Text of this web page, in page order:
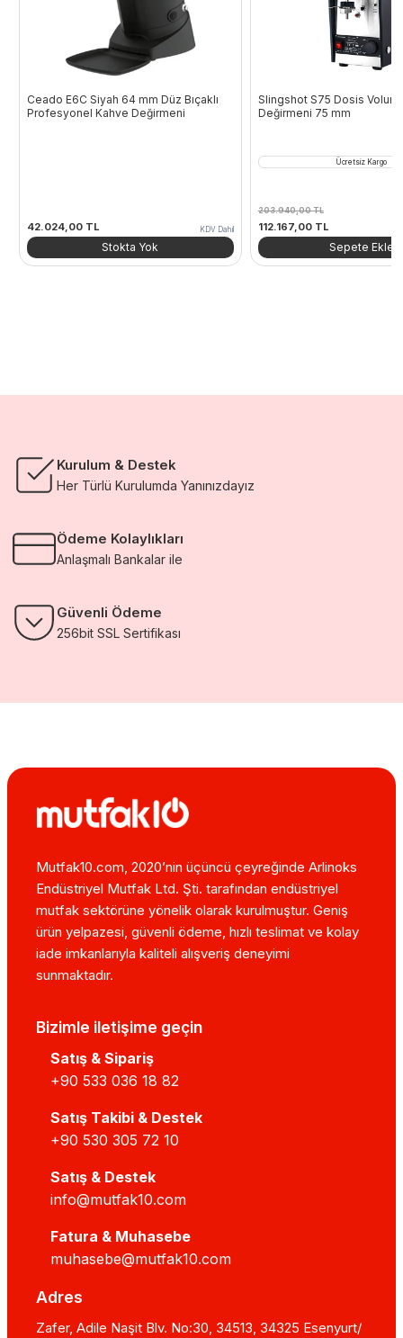
Ceado E6C Siyah 64 mm Düz Bıçaklı
Profesyonel Kahve Değirmeni
42.024,00 TL KDV Dahil
Stokta Yok
Slingshot S75 Dosis
Değirmeni 75 mm
Ücretsiz Kargo
203.940,00TL
Orijinal
fiyat:
203.940,00 TL.
112.167,00 TL
andaki
fiyat:
Sepete Ekle
Kurulum & Destek
Her Türlü Kurulumda Yanınızdayız
Ödeme Kolaylıkları
Anlaşmalı Bankalar ile
Güvenli Ödeme
256bit SSL Sertifikası
Mutfak10.com, 2020’nin üçüncü çeyreğinde Arlinoks
Endüstriyel Mutfak Ltd. Şti. tarafından endüstriyel
mutfak sektörüne yönelik olarak kurulmuştur. Geniş
ürün yelpazesi, güvenli ödeme, hızlı teslimat ve kolay
iade imkanlarıyla kaliteli alışveriş deneyimi
sunmaktadır.
Bizimle iletişime geçin
Satış & Sipariş
+90 533 036 18 82
Satış Takibi & Destek
+90 530 305 72 10
Satış & Destek
info@mutfak10.com
Fatura & Muhasebe
muhasebe@mutfak10.com
Adres
Zafer, Adile Naşit Blv. No:30, 34513, 34325 Esenyurt/